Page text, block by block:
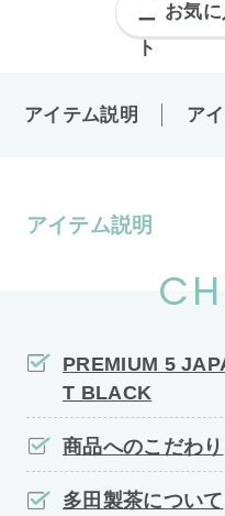
お気
アイテム説明 ア
アイテム説明
PREMIUM 5
T BLACK
商品へのこだわり
多田製茶について